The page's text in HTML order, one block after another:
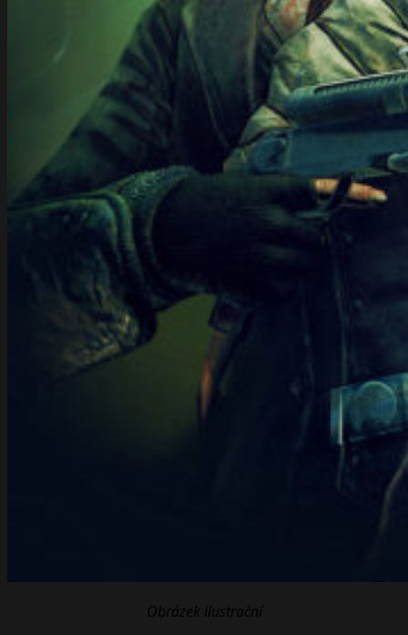
Obrázek ilustrační